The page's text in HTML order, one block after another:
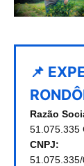
📌
Razão
51.075.335
CNPJ: